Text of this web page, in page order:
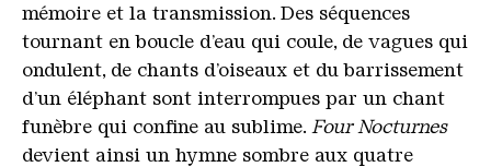
mémoire et la transmission. Des séquences
tournant en boucle d’eau qui coule, de vagues qui
ondulent, de chants d’oiseaux et du barrissement
d’un éléphant sont interrompues par un chant
funèbre qui confine au sublime. Four Nocturnes
devient ainsi un hymne sombre aux quatre